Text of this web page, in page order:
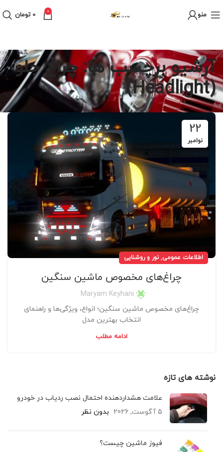
منو 0
0 تومان
آرشیو برچسب ها: چراغ جلو
(Headlight)
22
نوامبر
اطلاعات عمومی, نور و روشنایی
چراغ‌های مخصوص ماشین سنگین
Maryam Keyhani
چراغ‌های مخصوص ماشین سنگین؛ انواع، ویژگی‌ها و راهنمای
انتخاب بهترین مدل
ادامه مطلب
نوشته های تازه
علامت هشداردهنده احتمال نصب ردیاب در خودرو
5 آگوست, 2026
بدون نظر
فیوز ماشین چیست؟